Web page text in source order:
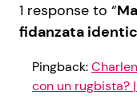
1 response to “
fidanzata
Pingback:
con un rugbista?